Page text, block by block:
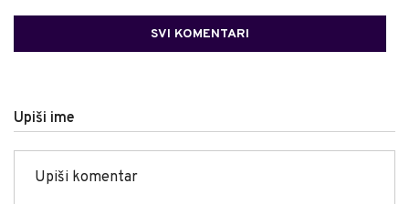
SVI KOMENTARI
Upiši ime